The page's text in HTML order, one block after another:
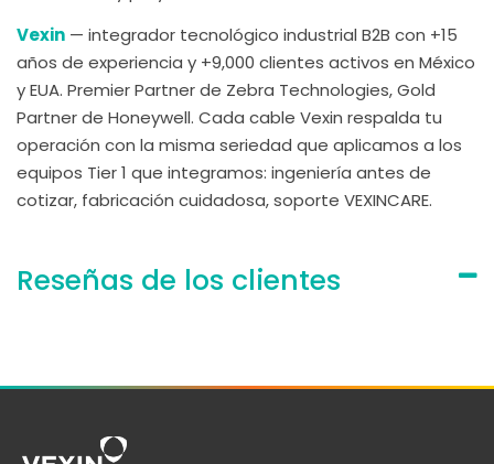
Vexin — integrador tecnológico industrial B2B con +15
años de experiencia y +9,000 clientes activos en México
y EUA. Premier Partner de Zebra Technologies, Gold
Partner de Honeywell. Cada cable Vexin respalda tu
operación con la misma seriedad que aplicamos a los
equipos Tier 1 que integramos: ingeniería antes de
cotizar, fabricación cuidadosa, soporte VEXINCARE.
Reseñas de los clientes